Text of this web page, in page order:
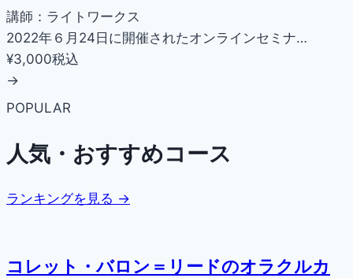
講師：ライトワークス
2022年６月24日に開催されたオンラインセミナ…
¥3,000税込
→
POPULAR
人気・おすすめコース
ランキングを見る →
コレット・バロン＝リードのオラクルカ